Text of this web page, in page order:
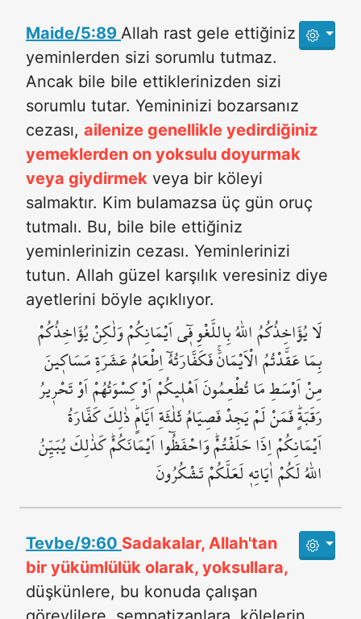
Maide/5:89 Allah rast gele ettiğiniz
yeminlerden sizi sorumlu tutmaz.
Ancak bile bile ettiklerinizden sizi
sorumlu tutar. Yemininizi bozarsanız
cezası, ailenize genellikle yedirdiğiniz
yemeklerden on yoksulu doyurmak
veya giydirmek veya bir köleyi
salmaktır. Kim bulamazsa üç gün oruç
tutmalı. Bu, bile bile ettiğiniz
yeminlerinizin cezası. Yeminlerinizi
tutun. Allah güzel karşılık veresiniz diye
ayetlerini böyle açıklıyor.
لَا يُؤَاخِذُكُمُ اللّٰهُ بِاللَّغْوِ ف۪ٓي اَيْمَانِكُمْ وَلٰكِنْ يُؤَاخِذُكُمْ
بِمَا عَقَّدْتُمُ الْاَيْمَانَۚ فَكَفَّارَتُهُٓ اِطْعَامُ عَشَرَةِ مَسَاك۪ينَ
مِنْ اَوْسَطِ مَا تُطْعِمُونَ اَهْل۪يكُمْ اَوْ كِسْوَتُهُمْ اَوْ تَحْر۪يرُ
رَقَبَةٍۜ فَمَنْ لَمْ يَجِدْ فَصِيَامُ ثَلٰثَةِ اَيَّامٍۜ ذٰلِكَ كَفَّارَةُ
اَيْمَانِكُمْ اِذَا حَلَفْتُمْۜ وَاحْفَظُٓوا اَيْمَانَكُمْۜ كَذٰلِكَ يُبَيِّنُ
اللّٰهُ لَكُمْ اٰيَاتِه۪ لَعَلَّكُمْ تَشْكُرُونَ
Tevbe/9:60 Sadakalar, Allah'tan
bir yükümlülük olarak, yoksullara,
düşkünlere, bu konuda çalışan